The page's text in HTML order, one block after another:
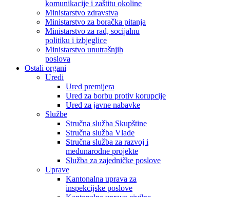
komunikacije i zaštitu okoline
Ministarstvo zdravstva
Ministarstvo za boračka pitanja
Ministarstvo za rad, socijalnu
politiku i izbjeglice
Ministarstvo unutrašnjih
poslova
Ostali organi
Uredi
Ured premijera
Ured za borbu protiv korupcije
Ured za javne nabavke
Službe
Stručna služba Skupštine
Stručna služba Vlade
Stručna služba za razvoj i
međunarodne projekte
Služba za zajedničke poslove
Uprave
Kantonalna uprava za
inspekcijske poslove